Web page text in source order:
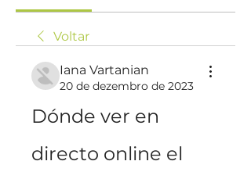
Voltar
Iana Vartanian
20 de dezembro de 2023
Dónde ver en
directo online el